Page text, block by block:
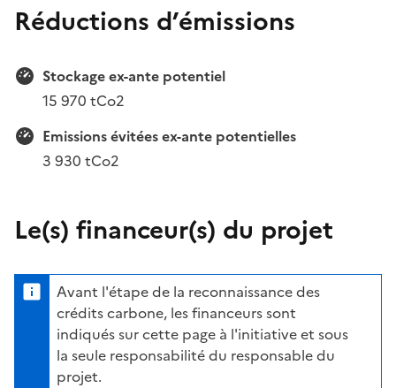
Réductions d’émissions
Stockage ex-ante potentiel
15 970 tCo2
Emissions évitées ex-ante potentielles
3 930 tCo2
Le(s) financeur(s) du projet
Avant l'étape de la reconnaissance des
crédits carbone, les financeurs sont
indiqués sur cette page à l'initiative et sous
la seule responsabilité du responsable du
projet.